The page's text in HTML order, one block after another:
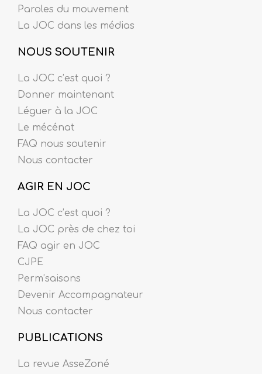
Paroles du mouvement
La JOC dans les médias
NOUS SOUTENIR
La JOC c’est quoi ?
Donner maintenant
Léguer à la JOC
Le mécénat
FAQ nous soutenir
Nous contacter
AGIR EN JOC
La JOC c’est quoi ?
La JOC près de chez toi
FAQ agir en JOC
CJPE
Perm’saisons
Devenir Accompagnateur
Nous contacter
PUBLICATIONS
La revue AsseZoné